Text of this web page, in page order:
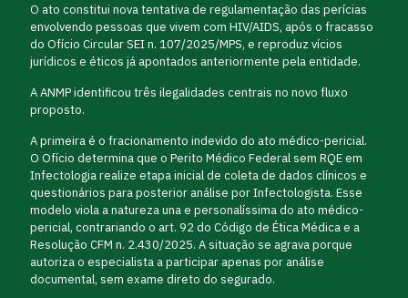
O ato constitui nova tentativa de regulamentação das perícias
envolvendo pessoas que vivem com HIV/AIDS, após o fracasso
do Ofício Circular SEI n. 107/2025/MPS, e reproduz vícios
jurídicos e éticos já apontados anteriormente pela entidade.
A ANMP identificou três ilegalidades centrais no novo fluxo
proposto.
A primeira é o fracionamento indevido do ato médico-pericial.
O Ofício determina que o Perito Médico Federal sem RQE em
Infectologia realize etapa inicial de coleta de dados clínicos e
questionários para posterior análise por Infectologista. Esse
modelo viola a natureza una e personalíssima do ato médico-
pericial, contrariando o art. 92 do Código de Ética Médica e a
Resolução CFM n. 2.430/2025. A situação se agrava porque
autoriza o especialista a participar apenas por análise
documental, sem exame direto do segurado.